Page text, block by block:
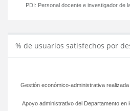
PDI: Personal docente e investigador de
% de usuarios satisfechos por
Apoyo administrativo del Departamento en
Gestión económico-administrativa realizada